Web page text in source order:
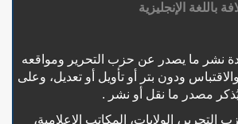
باللغة الإنجليزية
نشر ما يصدر عن حزب التحرير ومواقعه
ودون بتر أو تأويل أو تعديل، وعلى
مصدر ما نقل أو نشر .
الولايات، المكاتب الإعلامية،